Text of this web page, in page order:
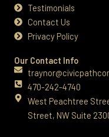
Testimonials
Contact Us
Privacy Policy
Our Contact Info
470-242-4740‬
West Peachtree
Street, NW Suite